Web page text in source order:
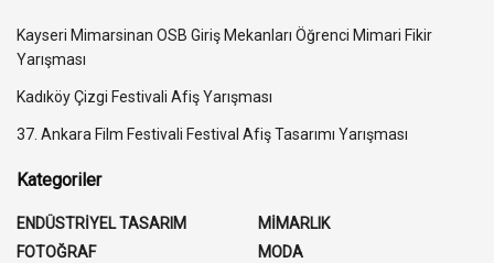
Kayseri Mimarsinan OSB Giriş Mekanları Öğrenci Mimari Fikir
Yarışması
Kadıköy Çizgi Festivali Afiş Yarışması
37. Ankara Film Festivali Festival Afiş Tasarımı Yarışması
Kategoriler
ENDÜSTRİYEL TASARIM
FOTOĞRAF
MİMARLIK
MODA